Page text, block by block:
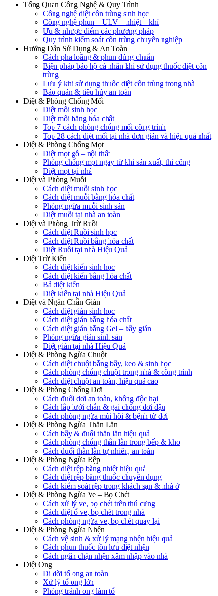
Tổng Quan Công Nghệ & Quy Trình
Công nghệ diệt côn trùng sinh học
Công nghệ phun – ULV – nhiệt – khí
Ưu & nhược điểm các phương pháp
Quy trình kiểm soát côn trùng chuyên nghiệp
Hướng Dẫn Sử Dụng & An Toàn
Cách pha loãng & phun đúng chuẩn
Biện pháp bảo hộ cá nhân khi sử dụng thuốc diệt côn
trùng
Lưu ý khi sử dụng thuốc diệt côn trùng trong nhà
Bảo quản & tiêu hủy an toàn
Diệt & Phòng Chống Mối
Diệt mối sinh học
Diệt mối bằng hóa chất
Top 7 cách phòng chống mối công trình
Top 28 cách diệt mối tại nhà đơn giản và hiệu quả nhất
Diệt & Phòng Chống Mọt
Diệt mọt gỗ – nội thất
Phòng chống mọt ngay từ khi sản xuất, thi công
Diệt mọt tại nhà
Diệt và Phòng Muỗi
Cách diệt muỗi sinh học
Cách diệt muỗi bằng hóa chất
Phòng ngừa muỗi sinh sản
Diệt muỗi tại nhà an toàn
Diệt và Phòng Trừ Ruồi
Cách diệt Ruồi sinh học
Cách diệt Ruồi bằng hóa chất
Diệt Ruồi tại nhà Hiệu Quả
Diệt Trừ Kiến
Cách diệt kiến sinh học
Cách diệt kiến bằng hóa chất
Bả diệt kiến
Diệt kiến tại nhà Hiệu Quả
Diệt và Ngăn Chẵn Gián
Cách diệt gián sinh học
Cách diệt gián bằng hóa chất
Cách diệt gián bằng Gel – bẫy gián
Phòng ngừa gián sinh sản
Diệt gián tại nhà Hiệu Quả
Diệt & Phòng Ngừa Chuột
Cách diệt chuột bằng bẫy, keo & sinh học
Cách phòng chống chuột trong nhà & công trình
Cách diệt chuột an toàn, hiệu quả cao
Diệt & Phòng Chống Dơi
Cách đuổi dơi an toàn, không độc hại
Cách lắp lưới chắn & gai chống dơi đậu
Cách phòng ngừa mùi hôi & bệnh từ dơi
Diệt & Phòng Ngừa Thằn Lằn
Cách bẫy & đuổi thằn lằn hiệu quả
Cách phòng chống thằn lằn trong bếp & kho
Cách đuổi thằn lằn tự nhiên, an toàn
Diệt & Phòng Ngừa Rệp
Cách diệt rệp bằng nhiệt hiệu quả
Cách diệt rệp bằng thuốc chuyên dụng
Cách kiểm soát rệp trong khách sạn & nhà ở
Diệt & Phòng Ngừa Ve – Bọ Chét
Cách xử lý ve, bọ chét trên thú cưng
Cách diệt ổ ve, bọ chét trong nhà
Cách phòng ngừa ve, bọ chét quay lại
Diệt & Phòng Ngừa Nhện
Cách vệ sinh & xử lý mạng nhện hiệu quả
Cách phun thuốc tồn lưu diệt nhện
Cách ngăn chặn nhện xâm nhập vào nhà
Diệt Ong
Di dời tổ ong an toàn
Xử lý tổ ong lớn
Phòng tránh ong làm tổ